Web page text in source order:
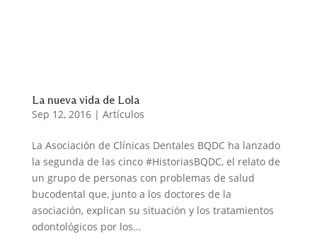
La nueva vida de Lola
Sep 12, 2016| Artículos
La Asociación de Clínicas Dentales BQDC ha lanzado
la segunda de las cinco #HistoriasBQDC, el relato de
un grupo de personas con problemas de salud
bucodental que, junto a los doctores de la
asociación, explican su situación y los tratamientos
odontológicos por los...